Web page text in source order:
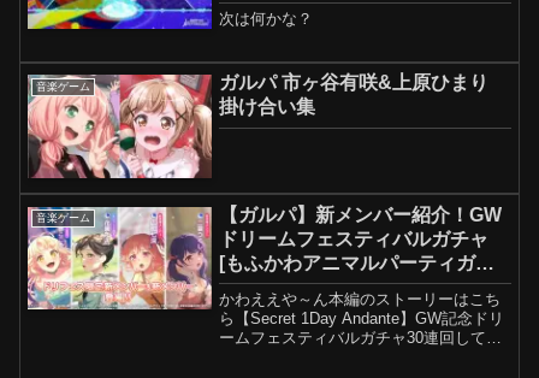
次は何かな？
音楽ゲーム
ガルパ 市ヶ谷有咲&上原ひまり
掛け合い集
音楽ゲーム
【ガルパ】新メンバー紹介！GW
ドリームフェスティバルガチャ
[もふかわアニマルパーティガチ
ャ]
かわええや～ん本編のストーリーはこち
ら【Secret 1Day Andante】GW記念ドリ
ームフェスティバルガチャ30連回してみ